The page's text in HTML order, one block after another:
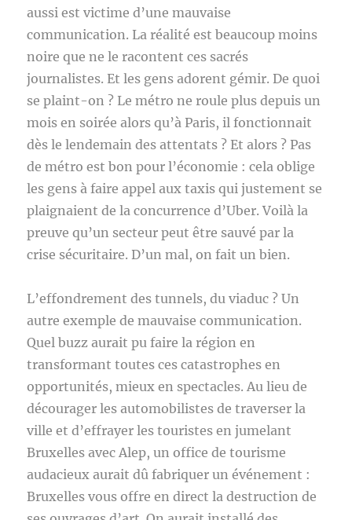
aussi est victime d’une mauvaise
communication. La réalité est beaucoup moins
noire que ne le racontent ces sacrés
journalistes. Et les gens adorent gémir. De quoi
se plaint-on ? Le métro ne roule plus depuis un
mois en soirée alors qu’à Paris, il fonctionnait
dès le lendemain des attentats ? Et alors ? Pas
de métro est bon pour l’économie : cela oblige
les gens à faire appel aux taxis qui justement se
plaignaient de la concurrence d’Uber. Voilà la
preuve qu’un secteur peut être sauvé par la
crise sécuritaire. D’un mal, on fait un bien.
L’effondrement des tunnels, du viaduc ? Un
autre exemple de mauvaise communication.
Quel buzz aurait pu faire la région en
transformant toutes ces catastrophes en
opportunités, mieux en spectacles. Au lieu de
décourager les automobilistes de traverser la
ville et d’effrayer les touristes en jumelant
Bruxelles avec Alep, un office de tourisme
audacieux aurait dû fabriquer un événement :
Bruxelles vous offre en direct la destruction de